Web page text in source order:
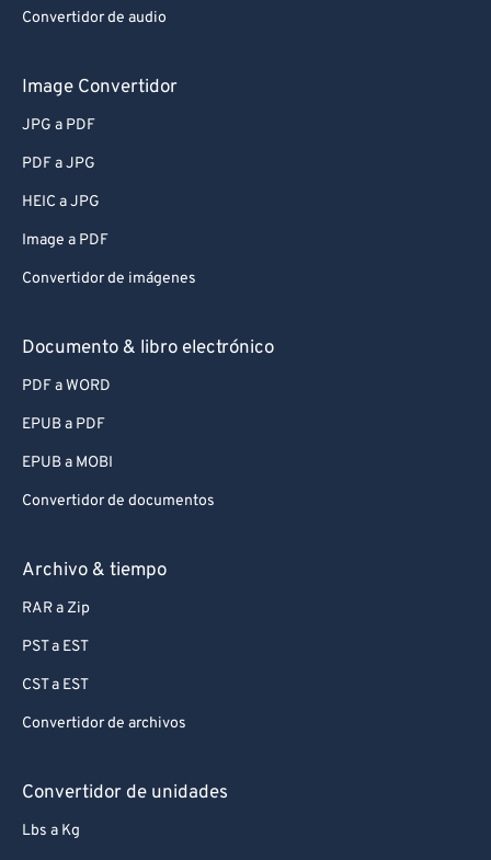
Convertidor de audio
Image Convertidor
JPG a PDF
PDF a JPG
HEIC a JPG
Image a PDF
Convertidor de imágenes
Documento & libro electrónico
PDF a WORD
EPUB a PDF
EPUB a MOBI
Convertidor de documentos
Archivo & tiempo
RAR a Zip
PST a EST
CST a EST
Convertidor de archivos
Convertidor de unidades
Lbs a Kg